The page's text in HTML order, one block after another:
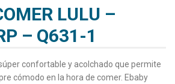
LULU –
– Q631-1
confortable y acolchado que permite
cómodo en la hora de comer. Ebaby